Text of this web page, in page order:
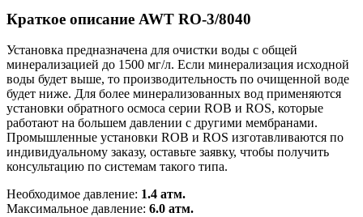
Краткое описание AWT RO-3/8040
Установка предназначена для очистки воды с общей
минерализацией до 1500 мг/л. Если минерализация исходной
воды будет выше, то производительность по очищенной воде
будет ниже. Для более минерализованных вод применяются
установки обратного осмоса серии ROB и ROS, которые
работают на большем давлении c другими мембранами.
Промышленные установки ROB и ROS изготавливаются по
индивидуальному заказу, оставьте заявку, чтобы получить
консультацию по системам такого типа.
Необходимое давление: 1.4 атм.
Максимальное давление: 6.0 атм.